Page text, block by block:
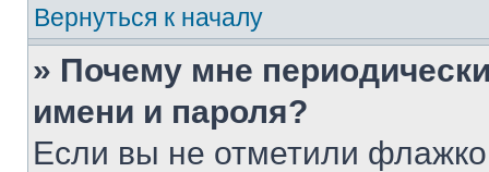
Вернуться к началу
» Почему мне
имени и пароля?
Если вы не отметили